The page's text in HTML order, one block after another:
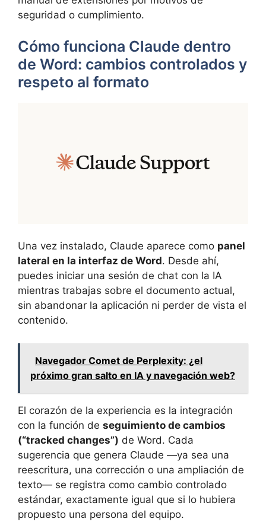
seguridad o cumplimiento.
Cómo funciona Claude dentro
de Word: cambios controlados y
respeto al formato
Una vez instalado, Claude aparece como panel
lateral en la interfaz de Word. Desde ahí,
puedes iniciar una sesión de chat con la IA
mientras trabajas sobre el documento actual,
sin abandonar la aplicación ni perder de vista el
contenido.
Navegador Comet de Perplexity: ¿el
próximo gran salto en IA y navegación web?
El corazón de la experiencia es la integración
con la función de seguimiento de cambios
(“tracked changes”) de Word. Cada
sugerencia que genera Claude —ya sea una
reescritura, una corrección o una ampliación de
texto— se registra como cambio controlado
estándar, exactamente igual que si lo hubiera
propuesto una persona del equipo.